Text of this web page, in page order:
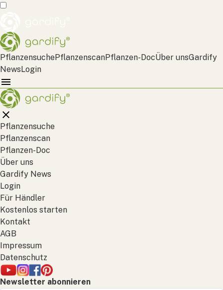
PflanzensuchePflanzenscanPflanzen-DocÜber unsGardify
NewsLogin
Pflanzensuche
Pflanzenscan
Pflanzen-Doc
Über uns
Gardify News
Login
Für Händler
Kostenlos starten
Kontakt
AGB
Impressum
Datenschutz
Newsletter abonnieren